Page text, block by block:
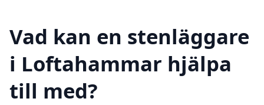
Vad kan en stenläggare
i Loftahammar hjälpa
till med?